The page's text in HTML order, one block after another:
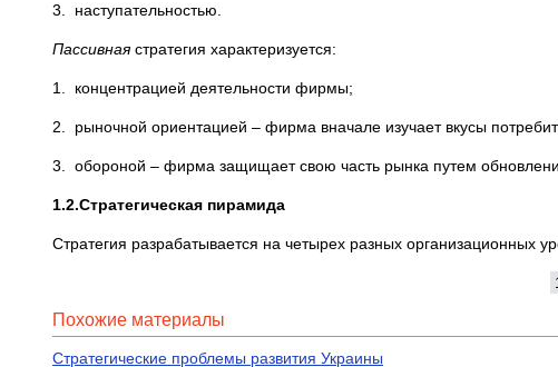
3. наступательностью.
Пассивнаястратегия характеризуется:
1. концентрацией деятельности фирмы;
2. рыночной ориентацией – фирма вначале изучает вкусы
3. обороной – фирма защищает свою часть рынка путем
1.2.Стратегическая пирамида
Стратегия разрабатывается на четырех разных организационных
Похожие материалы
Стратегические проблемы развития Украины